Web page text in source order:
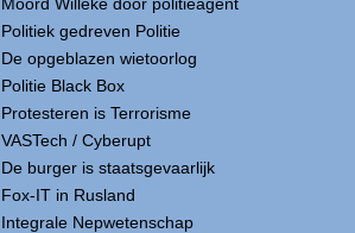
Politiek gedreven Politie
De opgeblazen wietoorlog
Politie Black Box
Protesteren is Terrorisme
VASTech / Cyberupt
De burger is staatsgevaarlijk
Fox-IT in Rusland
Integrale Nepwetenschap